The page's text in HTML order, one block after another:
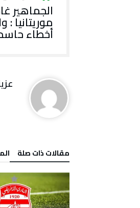
الجماهير
موريتانيا :
أخطاء
‫مقالات ذات صلة‬